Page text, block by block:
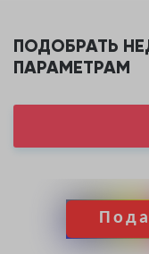
ПОДОБРАТЬ
ПАРАМЕТРАМ